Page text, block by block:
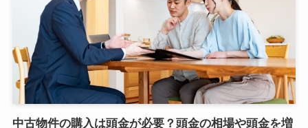
中古物件の購入は頭金が必要？頭金の相場や頭金を増